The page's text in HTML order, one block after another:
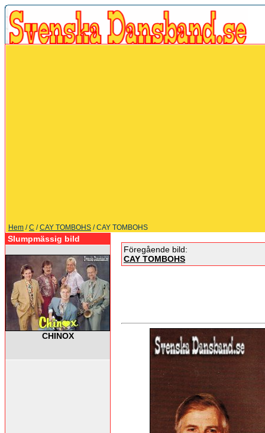
Hem /C /CAY TOMBOHS / CAY TOMBOHS
Slumpmässig bild
CHINOX
Föregående bild:
CAY TOMBOHS